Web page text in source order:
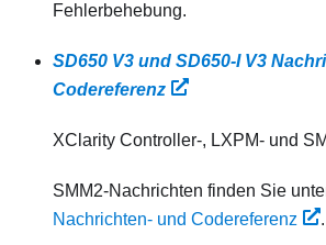
Fehlerbehebung.
SD650 V3 und SD650-I V3
Codereferenz
XClarity Controller‑, LXPM‑ und
SMM2-Nachrichten finden Sie
Nachrichten‑ und Codereferenz
.